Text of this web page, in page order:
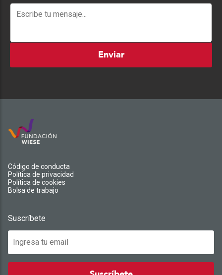
Enviar
Código de conducta
Política de privacidad
Política de cookies
Bolsa de trabajo
Suscríbete